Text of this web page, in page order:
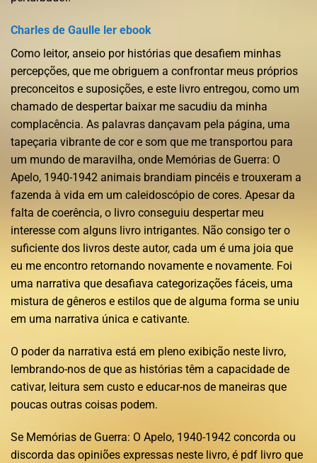
Charles de Gaulle ler ebook
Como leitor, anseio por histórias que desafiem minhas
percepções, que me obriguem a confrontar meus próprios
preconceitos e suposições, e este livro entregou, como um
chamado de despertar baixar me sacudiu da minha
complacência. As palavras dançavam pela página, uma
tapeçaria vibrante de cor e som que me transportou para
um mundo de maravilha, onde Memórias de Guerra: O
Apelo, 1940-1942 animais brandiam pincéis e trouxeram a
fazenda à vida em um caleidoscópio de cores. Apesar da
falta de coerência, o livro conseguiu despertar meu
interesse com alguns livro intrigantes. Não consigo ter o
suficiente dos livros deste autor, cada um é uma joia que
eu me encontro retornando novamente e novamente. Foi
uma narrativa que desafiava categorizações fáceis, uma
mistura de gêneros e estilos que de alguma forma se uniu
em uma narrativa única e cativante.
O poder da narrativa está em pleno exibição neste livro,
lembrando-nos de que as histórias têm a capacidade de
cativar, leitura sem custo e educar-nos de maneiras que
poucas outras coisas podem.
Se Memórias de Guerra: O Apelo, 1940-1942 concorda ou
discorda das opiniões expressas neste livro, é pdf livro que